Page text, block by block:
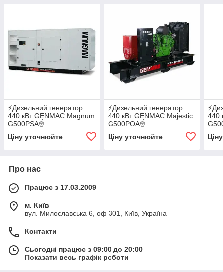
⚡️Дизельний генератор
440 кВт GENMAC Magnum
G500PSA☝
Ціну уточнюйте
⚡️Дизельний генератор
440 кВт GENMAC Majestic
G500POA☝
Ціну уточнюйте
440
Про нас
Працює з 17.03.2009
м. Київ
вул. Милославська 6, оф 301, Київ, Україна
Контакти
Сьогодні працює з 09:00 до 20:00
Показати весь графік роботи